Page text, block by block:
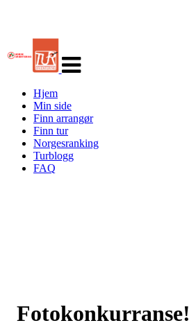
navigasjon
Hjem
Min side
Finn arrangør
Finn tur
Norgesranking
Turblogg
FAQ
Fotokonkurranse!